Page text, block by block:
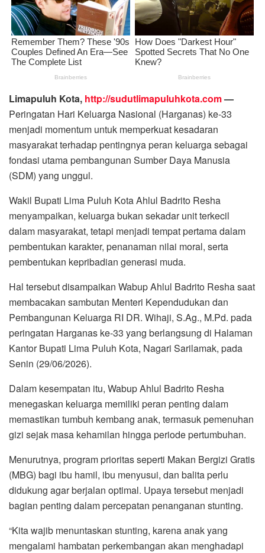
Limapuluh Kota, http://sudutlimapuluhkota.com—
Peringatan Hari Keluarga Nasional (Harganas) ke-33
menjadi momentum untuk memperkuat kesadaran
masyarakat terhadap pentingnya peran keluarga sebagai
fondasi utama pembangunan Sumber Daya Manusia
(SDM) yang unggul.
Wakil Bupati Lima Puluh Kota Ahlul Badrito Resha
menyampaikan, keluarga bukan sekadar unit terkecil
dalam masyarakat, tetapi menjadi tempat pertama dalam
pembentukan karakter, penanaman nilai moral, serta
pembentukan kepribadian generasi muda.
Hal tersebut disampaikan Wabup Ahlul Badrito Resha saat
membacakan sambutan Menteri Kependudukan dan
Pembangunan Keluarga RI DR. Wihaji, S.Ag., M.Pd. pada
peringatan Harganas ke-33 yang berlangsung di Halaman
Kantor Bupati Lima Puluh Kota, Nagari Sarilamak, pada
Senin (29/06/2026).
Dalam kesempatan itu, Wabup Ahlul Badrito Resha
menegaskan keluarga memiliki peran penting dalam
memastikan tumbuh kembang anak, termasuk pemenuhan
gizi sejak masa kehamilan hingga periode pertumbuhan.
Menurutnya, program prioritas seperti Makan Bergizi Gratis
(MBG) bagi ibu hamil, ibu menyusui, dan balita perlu
didukung agar berjalan optimal. Upaya tersebut menjadi
bagian penting dalam percepatan penanganan stunting.
“Kita wajib menuntaskan stunting, karena anak yang
mengalami hambatan perkembangan akan menghadapi